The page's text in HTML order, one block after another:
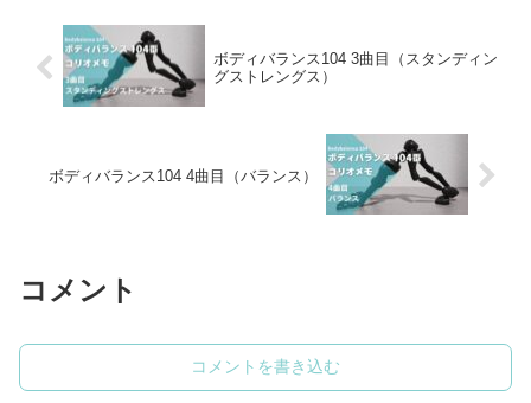
ボディバランス104 3曲目（スタンディン
グストレングス）
ボディバランス104 4曲目（バランス）
コメント
コメントを書き込む